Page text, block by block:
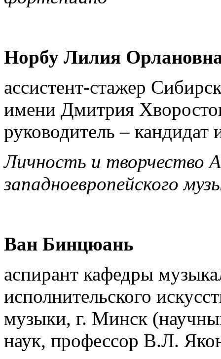
Норбу Лилия
ассистент-стажер
имени Дмитрия
руководитель –
Личность и творчество
западноевропейского
Ван Бинцюань
аспирант кафедры
исполнительского
музыки, г. Минск
наук, профессор В.Л.